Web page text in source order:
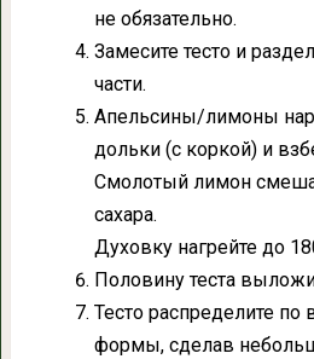
не обязательно.
Замесите тесто и
части.
Апельсины/лимоны
дольки (с коркой) и
Смолотый лимон
сахара.
Духовку нагрейте до
Половину теста
Тесто распределите по
формы, сделав